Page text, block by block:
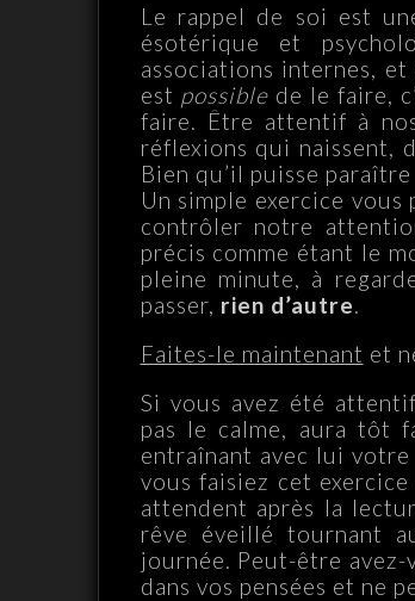
Le rappel de soi est
ésotérique et
associations internes,
est possible de le faire,
faire. Être attentif à
réflexions qui naissent,
Bien qu’il puisse
Un simple exercice
contrôler notre
précis comme étant le
pleine minute, à
passer, rien d’autre
Faites-le maintenant et
Si vous avez été
pas le calme, aura tôt
entraînant avec lui
vous faisiez cet
attendent après la
rêve éveillé tournant
journée. Peut-être avez-
dans vos pensées et ne